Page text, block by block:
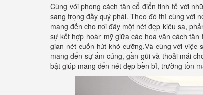
Cùng với phong cách tân cổ điển tinh tế với
sang trọng đầy quý phái. Theo đó thì cùng với
mang đến cho nơi đây một nét đẹp kiêu sa,
sự kết hợp hoàn mỹ giữa các hoa văn cách
gian nét cuốn hút khó cưỡng.Và cùng với
mang đến sự ấm cúng, gần gũi và thoải mái
bật giúp mang đến nét đẹp bền bỉ, trường tồn